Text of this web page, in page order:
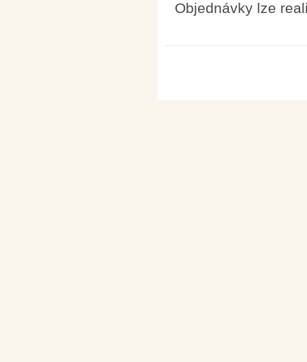
Objednávky lze